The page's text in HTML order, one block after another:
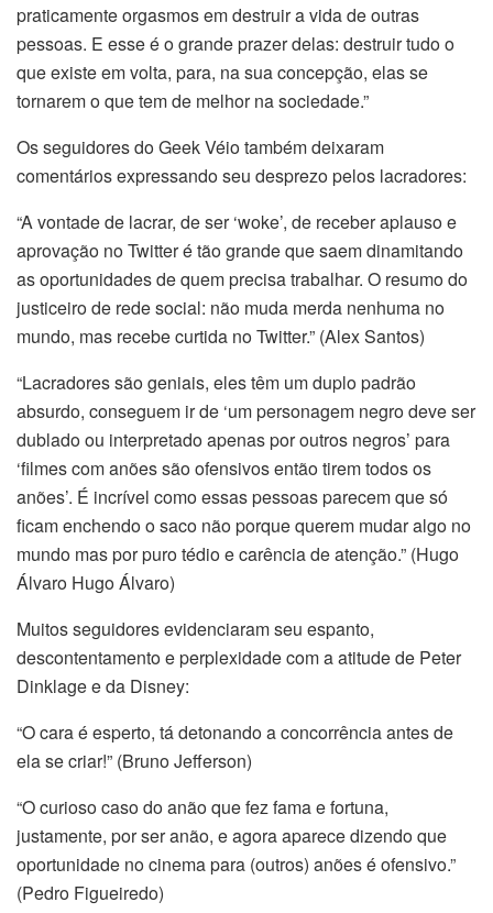
praticamente orgasmos em destruir a vida de outras
pessoas. E esse é o grande prazer delas: destruir tudo o
que existe em volta, para, na sua concepção, elas se
tornarem o que tem de melhor na sociedade.”
Os seguidores do Geek Véio também deixaram
comentários expressando seu desprezo pelos lacradores:
“A vontade de lacrar, de ser ‘woke’, de receber aplauso e
aprovação no Twitter é tão grande que saem dinamitando
as oportunidades de quem precisa trabalhar. O resumo do
justiceiro de rede social: não muda merda nenhuma no
mundo, mas recebe curtida no Twitter.” (Alex Santos)
“Lacradores são geniais, eles têm um duplo padrão
absurdo, conseguem ir de ‘um personagem negro deve ser
dublado ou interpretado apenas por outros negros’ para
‘filmes com anões são ofensivos então tirem todos os
anões’. É incrível como essas pessoas parecem que só
ficam enchendo o saco não porque querem mudar algo no
mundo mas por puro tédio e carência de atenção.” (Hugo
Álvaro Hugo Álvaro)
Muitos seguidores evidenciaram seu espanto,
descontentamento e perplexidade com a atitude de Peter
Dinklage e da Disney:
“O cara é esperto, tá detonando a concorrência antes de
ela se criar!” (Bruno Jefferson)
“O curioso caso do anão que fez fama e fortuna,
justamente, por ser anão, e agora aparece dizendo que
oportunidade no cinema para (outros) anões é ofensivo.”
(Pedro Figueiredo)